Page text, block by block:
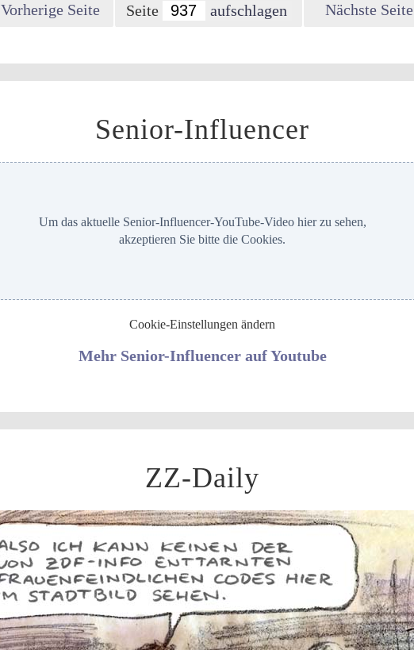
Vorherige Seite Seite Nächste Seite
Senior-Influencer
Um das aktuelle Senior-Influencer-YouTube-Video hier zu sehen,
akzeptieren Sie bitte die Cookies.
Cookie-Einstellungen ändern
Mehr Senior-Influencer auf Youtube
ZZ-Daily